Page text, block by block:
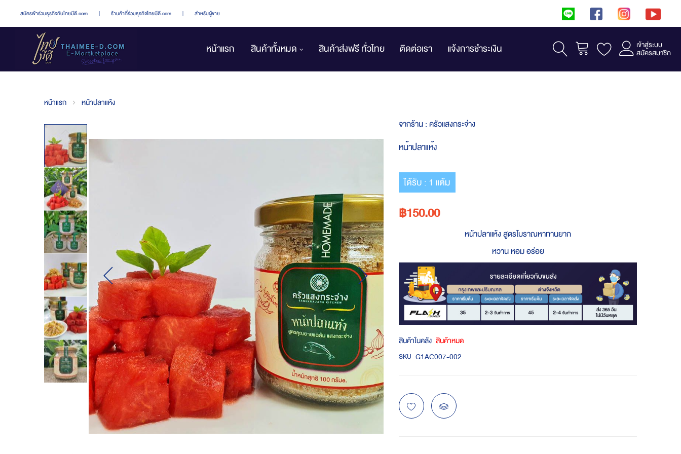
สมัครเข้าร่วมธุรกิจกับไทยมีดี.com | ร้านค้าที่ร่วมธุรกิจไทยมีดี.com | สำหรับผู้ขาย
หน้าแรก สินค้าทั้งหมด สินค้าส่งฟรี ทั่วไทย ติดต่อเรา แจ้งการชำระเงิน รถเข็น เข้าสู่ระบบ
สมัครสมาชิก
หน้าแรก หน้าปลาแห้ง
Skip
the
end
of
the
images
gallery
จากร้าน :ครัวแสงกระจ่าง
หน้าปลาแห้ง
ได้รับ : 1 แต้ม
฿150.00
หน้าปลาแห้ง สูตรโบราณหาทานยาก
หวาน หอม อร่อย
สินค้าในคลัง สินค้าหมด
SKU G1AC007-002